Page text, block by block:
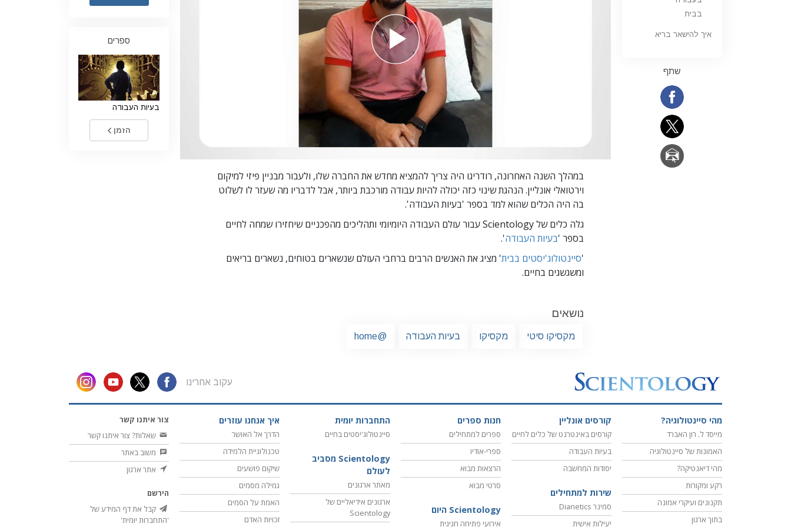
אתיקה ומצבי הפעולה
במהלך השנה האחרונה, רודריגו היה צריך להמציא מחדש את החברה שלו, ולעבור מבניין פיזי למיקום
וירטואלי אונליין. הנהגת שינוי כזה יכולה להיות עבודה מורכבת ביותר, אבל לדבריו מה שעזר לו לשלוט
בה היה הכלים שהוא למד בספר 'בעיות העבודה'.
גלה כלים של Scientology עבור עולם העבודה היומיומי ותהליכים מהפכניים שיחזירו שמחה לחיים
בספר 'בעיות העבודה'.
'סיינטולוג'יסטים בבית' מציג את האנשים הרבים ברחבי העולם שנשארים בטוחים, נשארים בריאים
ומשגשגים בחיים.
נושאים
מקסיקו סיטי מקסיקו בעיות העבודה @home
בבית
איך להישאר בריא
שתף
ספרים
בעיות העבודה
הזמן
עקוב אחרינו
מהי סיינטולוגיה?
מייסד ל. רון האברד
האמונות של סיינטולוגיה
מהי דיאנטיקה?
רקע ומקורות
תקנונים ועיקרי אמונה
בתוך ארגון
קורסים אונליין
קורסים באינטרנט של כלים לחיים
בעיות העבודה
יסודות המחשבה
שירות למתחילים
סמינר Dianetics
יעילות אישית
חנות ספרים
ספרים למתחילים
ספרי-אודיו
הרצאות מבוא
סרטי מבוא
Scientology היום
אירועי פתיחה חגיגית
התחברות יומית
סיינטולוג'יסטים בחיים
Scientology מסביב
לעולם
מאתר ארגונים
ארגונים אידיאליים של
Scientology
איך אנחנו עוזרים
הדרך אל האושר
טכנולוגיית הלמידה
שיקום פושעים
גמילה מסמים
האמת על הסמים
זכויות האדם
צור איתנו קשר
שאלות? צור איתנו קשר
משוב באתר
אתר ארגון
הירשם
קבל את דף המידע של
'התחברות יומית'